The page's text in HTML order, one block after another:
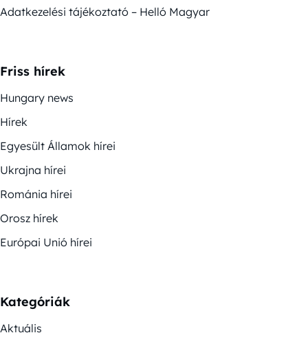
Adatkezelési tájékoztató – Helló Magyar
Friss hírek
Hungary news
Hírek
Egyesült Államok hírei
Ukrajna hírei
Románia hírei
Orosz hírek
Európai Unió hírei
Kategóriák
Aktuális